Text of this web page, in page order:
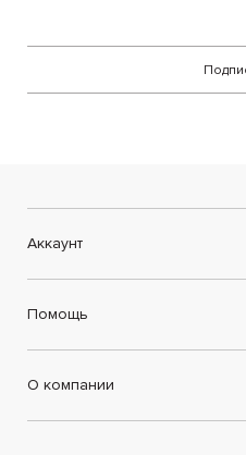
Аккаунт
Помощь
О компании